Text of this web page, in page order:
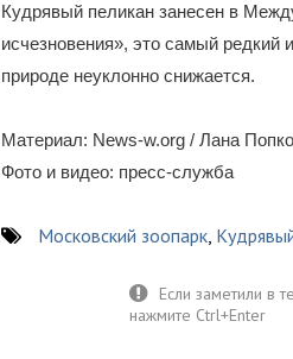
Кудрявый пеликан занесен в
исчезновения», это самый редкий
природе неуклонно снижается.
Материал: News-w.org / Лана
Фото и видео: пресс-служба
Московский зоопарк,